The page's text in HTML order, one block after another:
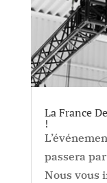
La France
!
passera
Nous vous